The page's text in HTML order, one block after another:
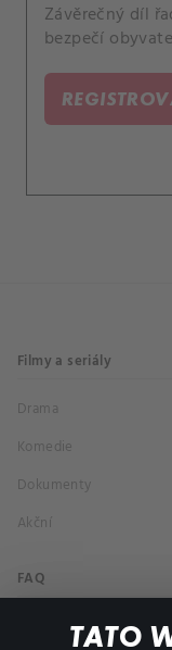
TATO
Závěrečný díl
bezpečí
Filmy a seriály
Drama
Komedie
Dokumenty
Akční
FAQ
Můj účet